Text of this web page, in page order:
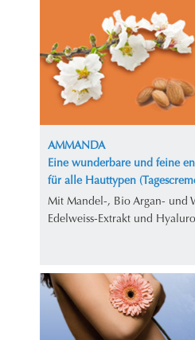
AMMANDA
Eine wunderbare und feine
für alle Hauttypen
Mit Mandel-, Bio Argan- und
Edelweiss-Extrakt und